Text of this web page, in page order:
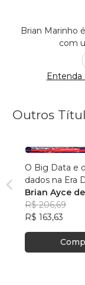
Brian Marinho
com
Entenda
Outros
O Big Data e
dados na Era
Edição.
Brian Ayce
Marinho
R$ 206,69
R$ 163,63